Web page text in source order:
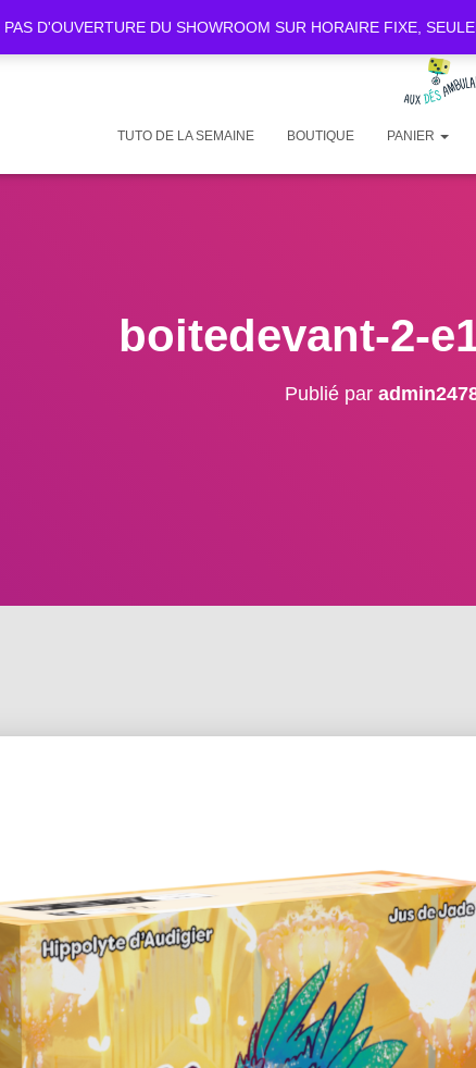
PAS D'OUVERTURE DU SHOWROOM SUR HORAIRE FIXE,
TUTO DE LA SEMAINE BOUTIQUE PANIER
boitedevant-2-
Publié par